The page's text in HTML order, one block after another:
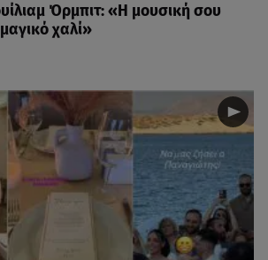
Όρμπιτ: «Η μουσική σου
χαλί»